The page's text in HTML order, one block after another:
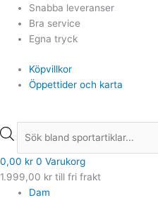
Hoppa
innehåll
Snabba leveranser
Bra service
Egna tryck
Köpvillkor
Öppettider och karta
Products
search
0,00 kr 0 Varukorg
1.999,00 kr till fri frakt
Dam
Products
search